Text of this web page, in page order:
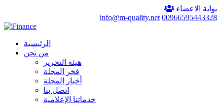
بوابة الاعضاء
00966595443328
info@m-quality.net
الرئيسية
من نحن
هيئة التحرير
فخر المجلة
أخبار المجلة
اتصل بنا
خدماتنا الإعلامية